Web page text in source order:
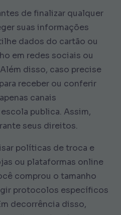
de finalizar qualquer
suas informações
dados do cartão ou
em redes sociais ou
disso, caso precise
receber ou conferir
canais
publica. Assim,
seus direitos.
políticas de troca e
ou plataformas online
comprou o tamanho
protocolos específicos
decorrência disso,